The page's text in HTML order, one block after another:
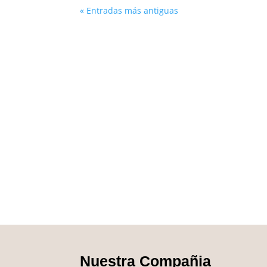
« Entradas más antiguas
Nuestra Compañia